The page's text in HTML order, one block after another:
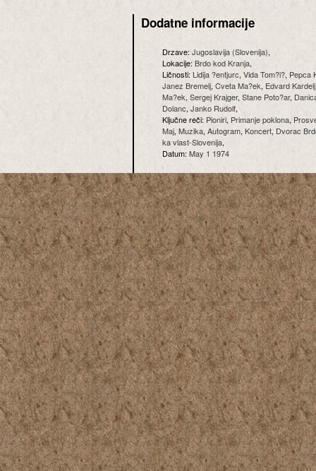
Dodatne informacije
Drzave: Jugoslavija (Slovenija),
Lokacije:Brdo kod Kranja,
Ličnosti:Lidija ?entjurc, Vida Tom?i?, Pepca
Janez Bremelj, Cveta Ma?ek, Edvard Kardelj
Ma?ek, Sergej Krajger, Stane Poto?ar,
Dolanc, Janko Rudolf,
Ključne reči: Pioniri, Primanje poklona,
Maj, Muzika, Autogram, Koncert, Dvorac
ka vlast-Slovenija,
Datum:May 1 1974